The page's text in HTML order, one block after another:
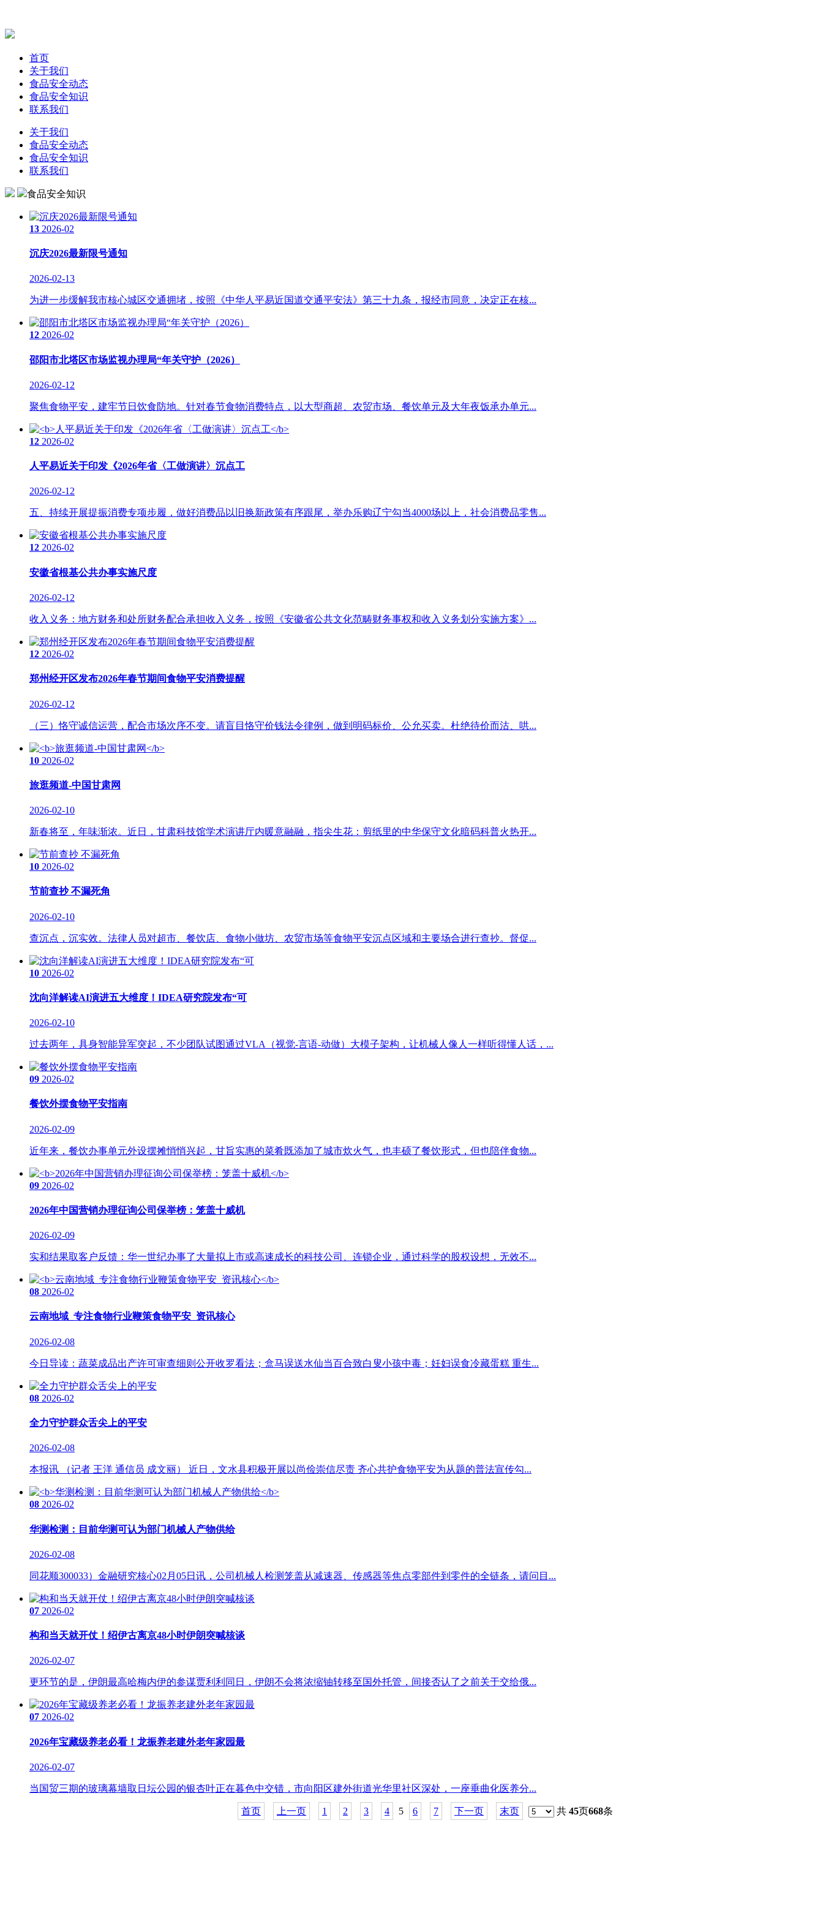
首页
关于我们
食品安全动态
食品安全知识
联系我们
关于我们
食品安全动态
食品安全知识
联系我们
食品安全知识
13 2026-02
沉庆2026最新限号通知
2026-02-13
为进一步缓解我市核心城区交通拥堵，按照《中华人平易近国道交通平安法》第三十九条，报经市同意，决定正在核...
12 2026-02
邵阳市北塔区市场监视办理局“年关守护（2026）
2026-02-12
聚焦食物平安，建牢节日饮食防地。针对春节食物消费特点，以大型商超、农贸市场、餐饮单元及大年夜饭承办单元...
12 2026-02
人平易近关于印发《2026年省〈工做演讲〉沉点工
2026-02-12
五、持续开展提振消费专项步履，做好消费品以旧换新政策有序跟尾，举办乐购辽宁勾当4000场以上，社会消费品零售...
12 2026-02
安徽省根基公共办事实施尺度
2026-02-12
收入义务：地方财务和处所财务配合承担收入义务，按照《安徽省公共文化范畴财务事权和收入义务划分实施方案》...
12 2026-02
郑州经开区发布2026年春节期间食物平安消费提醒
2026-02-12
（三）恪守诚信运营，配合市场次序不变。请盲目恪守价钱法令律例，做到明码标价、公允买卖。杜绝待价而沽、哄...
10 2026-02
旅逛频道-中国甘肃网
2026-02-10
新春将至，年味渐浓。近日，甘肃科技馆学术演讲厅内暖意融融，指尖生花：剪纸里的中华保守文化暗码科普火热开...
10 2026-02
节前查抄 不漏死角
2026-02-10
查沉点，沉实效。法律人员对超市、餐饮店、食物小做坊、农贸市场等食物平安沉点区域和主要场合进行查抄。督促...
10 2026-02
沈向洋解读AI演进五大维度！IDEA研究院发布“可
2026-02-10
过去两年，具身智能异军突起，不少团队试图通过VLA（视觉-言语-动做）大模子架构，让机械人像人一样听得懂人话，...
09 2026-02
餐饮外摆食物平安指南
2026-02-09
近年来，餐饮办事单元外设摆摊悄悄兴起，甘旨实惠的菜肴既添加了城市炊火气，也丰硕了餐饮形式，但也陪伴食物...
09 2026-02
2026年中国营销办理征询公司保举榜：笼盖十威机
2026-02-09
实和结果取客户反馈：华一世纪办事了大量拟上市或高速成长的科技公司、连锁企业，通过科学的股权设想，无效不...
08 2026-02
云南地域_专注食物行业鞭策食物平安_资讯核心
2026-02-08
今日导读：蔬菜成品出产许可审查细则公开收罗看法；盒马误送水仙当百合致白叟小孩中毒；妊妇误食冷藏蛋糕 重生...
08 2026-02
全力守护群众舌尖上的平安
2026-02-08
本报讯 （记者 王洋 通信员 成文丽） 近日，文水县积极开展以尚俭崇信尽责 齐心共护食物平安为从题的普法宣传勾...
08 2026-02
华测检测：目前华测可认为部门机械人产物供给
2026-02-08
同花顺300033）金融研究核心02月05日讯，公司机械人检测笼盖从减速器、传感器等焦点零部件到零件的全链条，请问目...
07 2026-02
构和当天就开仗！绍伊古离京48小时伊朗突喊核谈
2026-02-07
更环节的是，伊朗最高哈梅内伊的参谋贾利利同日，伊朗不会将浓缩铀转移至国外托管，间接否认了之前关于交给俄...
07 2026-02
2026年宝藏级养老必看！龙振养老建外老年家园最
2026-02-07
当国贸三期的玻璃幕墙取日坛公园的银杏叶正在暮色中交错，市向阳区建外街道光华里社区深处，一座垂曲化医养分...
首页 上一页 1 2 3 4 5 6 7 下一页 末页 共 45页668条